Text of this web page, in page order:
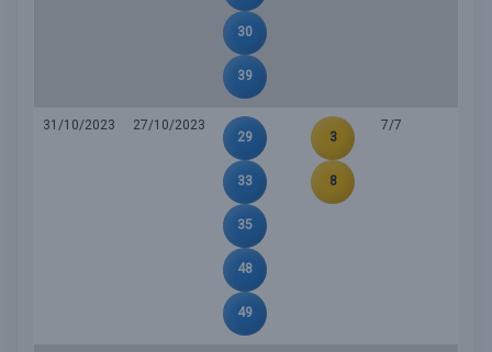
30
39
31/10/2023
27/10/2023
29
33
35
48
49
3
8
7/7